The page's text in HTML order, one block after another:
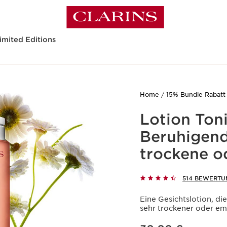
Editions
Home 15% Bundle Rabatt
Lotion
trockene
514
Eine Gesichtslotion,
sehr trockener oder